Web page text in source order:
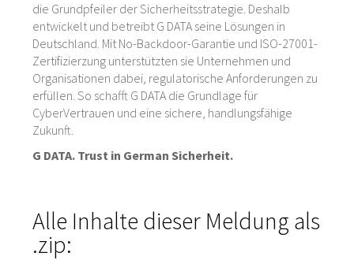
die Grundpfeiler der Sicherheitsstrategie. Deshalb
entwickelt und betreibt G DATA seine Lösungen in
Deutschland. Mit No-Backdoor-Garantie und ISO-27001-
Zertifizierzung unterstützten sie Unternehmen und
Organisationen dabei, regulatorische Anforderungen zu
erfüllen. So schafft G DATA die Grundlage für
CyberVertrauen und eine sichere, handlungsfähige
Zukunft.
G DATA. Trust in German Sicherheit.
Alle Inhalte dieser Meldung als
.zip: